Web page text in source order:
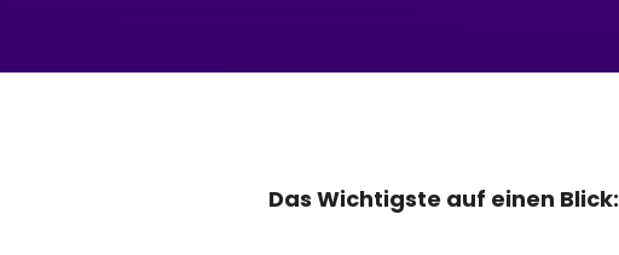
Das Wichtigste auf einen Blick: